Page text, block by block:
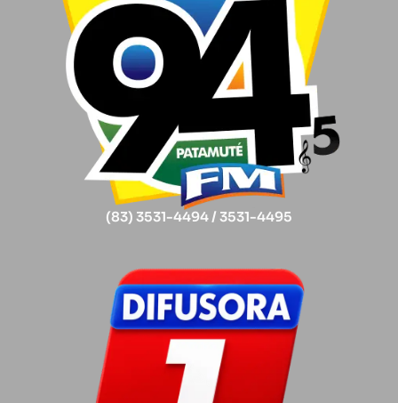
(83) 3531-4494 / 3531-4495